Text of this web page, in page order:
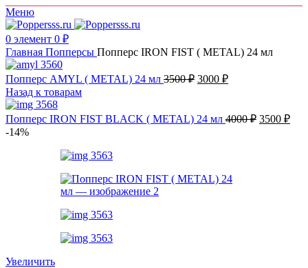
Меню
0 элемент 0 ₽
Главная Попперсы Попперс IRON FIST ( METAL) 24 мл
Попперс AMYL ( METAL) 24 мл 3500₽ Первоначальная
3500 ₽.
3000 ₽Текущая
Назад к товарам
Попперс IRON FIST BLACK ( METAL) 24 мл 4000₽ 3500 ₽
-14%
Увеличить